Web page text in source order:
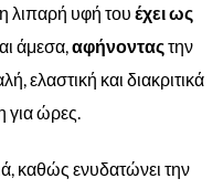
λιπαρή υφή τουέχει ως
άμεσα,αφήνονταςτην
ελαστική και διακριτικά
για ώρες.
καθώς ενυδατώνει την